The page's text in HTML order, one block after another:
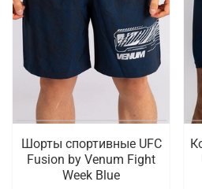
Шорты спортивные UFC
Fusion by Venum Fight
Week Blue